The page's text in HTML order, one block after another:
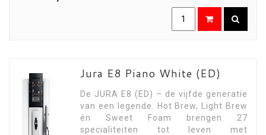
Jura E8 Piano White (ED)
De JURA E8 (ED) – de vijfde generatie
van een legende. Hot Brew, Light Brew
én Sweet Foam brengen 27
specialiteiten tot leven met